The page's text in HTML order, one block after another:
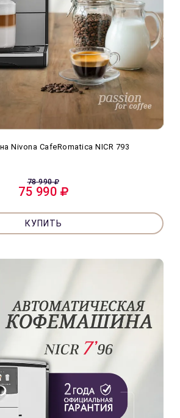
Nivona CafeRomatica NICR 793
78 990
75 990
КУПИТЬ